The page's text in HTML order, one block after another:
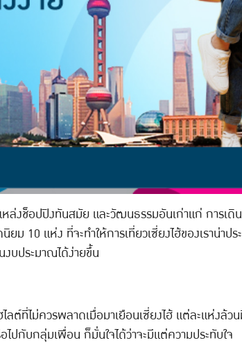
งช็อปปิงทันสมัย และวัฒนธรรมอันเก่าแก่ การเดิ
ม 10 แห่ง ที่จะทำให้การเที่ยวเซี่ยงไฮ้ของเราน่า
งบประมาณได้ง่ายขึ้น
ไลต์ที่ไม่ควรพลาดเมื่อมาเยือนเซี่ยงไฮ้ แต่ละแห่ง
ไปกับกลุ่มเพื่อน ก็มั่นใจได้ว่าจะมีแต่ความประทับใจ